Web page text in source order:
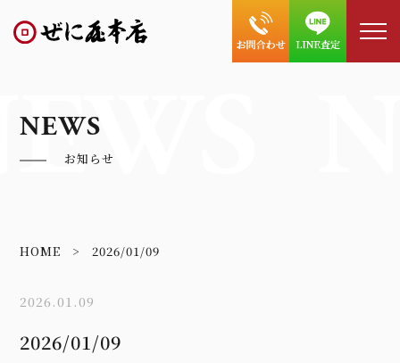
NEWS
お知らせ
HOME 2026/01/09
2026.01.09
2026/01/09